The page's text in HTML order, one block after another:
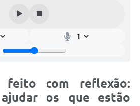
feito com reflexão:
ajudar os que estão